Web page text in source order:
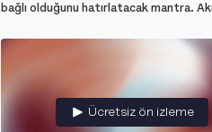
bağlı olduğunu hatırlatacak mantra.
Ücretsiz ön izleme